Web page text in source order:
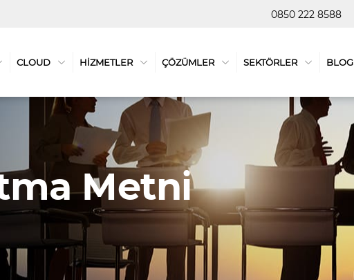
0850 222 8588
CLOUD HİZMETLER ÇÖZÜMLER SEKTÖRLER BLOG
Metni